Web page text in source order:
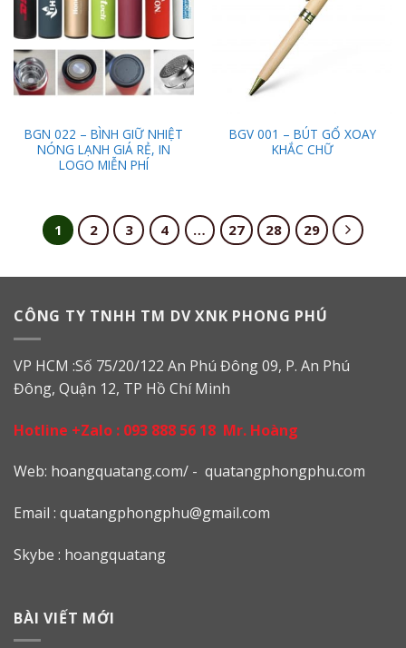
BGN 022 – BÌNH GIỮ NHIỆT
NÓNG LẠNH GIÁ RẺ, IN
LOGO MIỄN PHÍ
BGV 001 – BÚT GỔ XOAY
KHẮC CHỮ
1 2 3 4 … 27 28 29
CÔNG TY TNHH TM DV XNK PHONG PHÚ
VP HCM :Số 75/20/122 An Phú Đông 09, P. An Phú
Đông, Quận 12, TP Hồ Chí Minh
Hotline +Zalo : 093 888 56 18 Mr. Hoàng
Web: hoangquatang.com/ - quatangphongphu.com
Email : quatangphongphu@gmail.com
Skybe : hoangquatang
BÀI VIẾT MỚI